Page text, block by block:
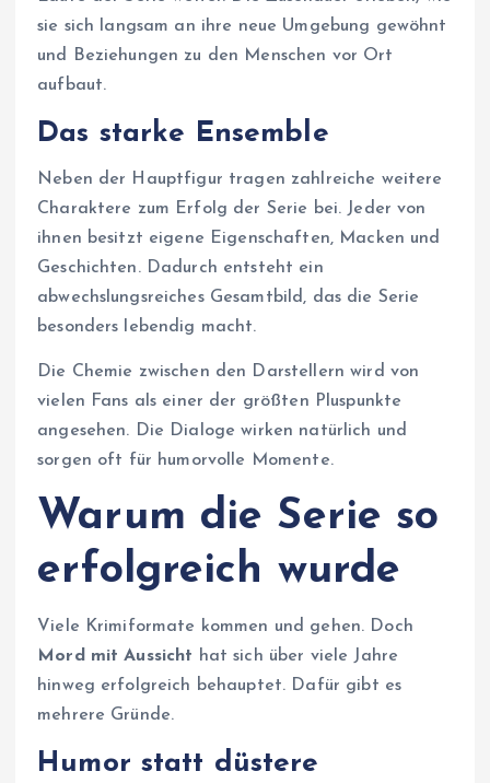
sie sich langsam an ihre neue Umgebung gewöhnt
und Beziehungen zu den Menschen vor Ort
aufbaut.
Das starke Ensemble
Neben der Hauptfigur tragen zahlreiche weitere
Charaktere zum Erfolg der Serie bei. Jeder von
ihnen besitzt eigene Eigenschaften, Macken und
Geschichten. Dadurch entsteht ein
abwechslungsreiches Gesamtbild, das die Serie
besonders lebendig macht.
Die Chemie zwischen den Darstellern wird von
vielen Fans als einer der größten Pluspunkte
angesehen. Die Dialoge wirken natürlich und
sorgen oft für humorvolle Momente.
Warum die Serie so
erfolgreich wurde
Viele Krimiformate kommen und gehen. Doch
Mord mit Aussicht hat sich über viele Jahre
hinweg erfolgreich behauptet. Dafür gibt es
mehrere Gründe.
Humor statt düstere